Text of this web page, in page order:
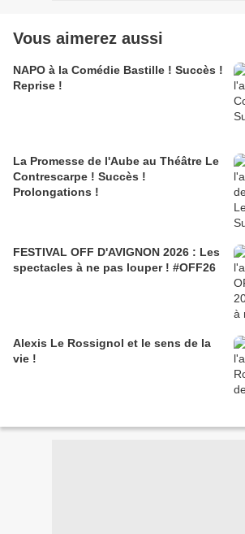
Vous aimerez aussi
NAPO à la Comédie Bastille ! Succès !
Reprise !
La Promesse de l'Aube au Théâtre Le
Contrescarpe ! Succès !
Prolongations !
FESTIVAL OFF D'AVIGNON 2026 : Les
spectacles à ne pas louper ! #OFF26
Alexis Le Rossignol et le sens de la
vie !